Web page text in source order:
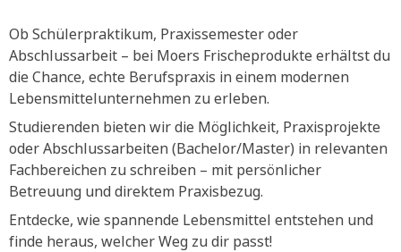
Ob Schülerpraktikum, Praxissemester oder
Abschlussarbeit – bei Moers Frischeprodukte erhältst du
die Chance, echte Berufspraxis in einem modernen
Lebensmittelunternehmen zu erleben.
Studierenden bieten wir die Möglichkeit, Praxisprojekte
oder Abschlussarbeiten (Bachelor/Master) in relevanten
Fachbereichen zu schreiben – mit persönlicher
Betreuung und direktem Praxisbezug.
Entdecke, wie spannende Lebensmittel entstehen und
finde heraus, welcher Weg zu dir passt!